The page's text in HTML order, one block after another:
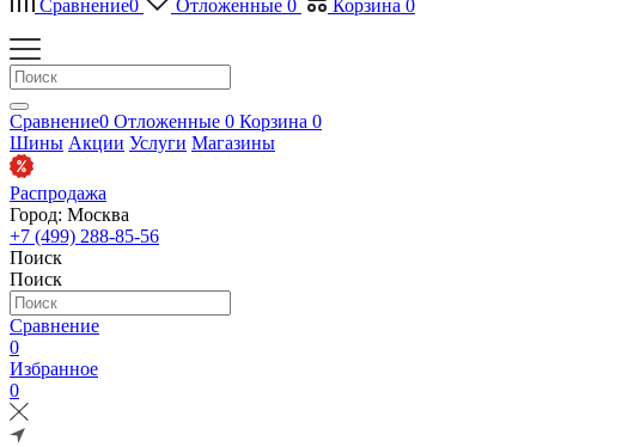
Сравнение0 Отложенные 0 Корзина 0
Сравнение0 Отложенные 0 Корзина 0
Шины Акции Услуги Магазины
Распродажа
Город: Москва
+7 (499) 288-85-56
Поиск
Поиск
Сравнение
0
Избранное
0